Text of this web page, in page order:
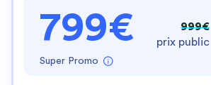
799€
Super Promo
999€
prix public